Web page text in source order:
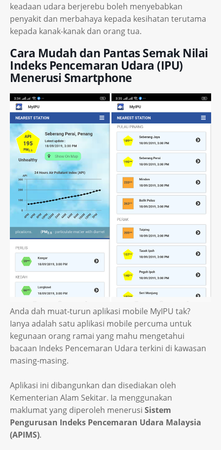
keadaan udara berjerebu boleh menyebabkan
penyakit dan merbahaya kepada kesihatan terutama
kepada kanak-kanak dan orang tua.
Cara Mudah dan Pantas Semak Nilai
Indeks Pencemaran Udara (IPU)
Menerusi Smartphone
Anda dah muat-turun aplikasi mobile MyIPU tak?
Ianya adalah satu aplikasi mobile percuma untuk
kegunaan orang ramai yang mahu mengetahui
bacaan Indeks Pencemaran Udara terkini di kawasan
masing-masing.
Aplikasi ini dibangunkan dan disediakan oleh
Kementerian Alam Sekitar. Ia menggunakan
maklumat yang diperoleh menerusi Sistem
Pengurusan Indeks Pencemaran Udara Malaysia
(APIMS).